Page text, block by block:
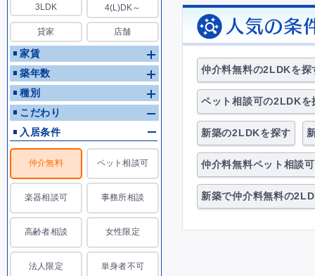
仲介料無料の2LDKを探
ペット相談可の2LDKを
新築の2LDKを探す
仲介料無料ペット相談
新築で仲介料無料の
3LDK 4(L)DK～
貸家 店舗
家賃
築年数
種別
こだわり
入居条件
仲介無料 ペット相談可
楽器相談可 事務所相談
高齢者相談 女性限定
法人限定 単身者不可